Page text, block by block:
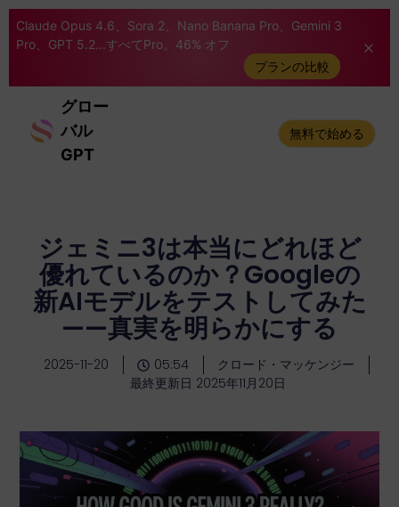
Claude Opus 4.6、Sora 2、Nano Banana Pro、Gemini 3
Pro、GPT 5.2...すべてPro。46% オフ
プランの比較
グロー
バル
GPT
無料で始める
ジェミニ3は本当にどれほど
優れているのか？Googleの
新AIモデルをテストしてみた
——真実を明らかにする
2025-11-20 05:54
クロード・マッケンジー
最終更新日 2025年11月20日